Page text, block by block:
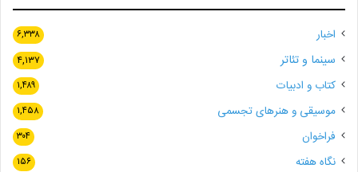
اخبار ۶,۳۳۸
سینما و تئاتر ۴,۱۳۷
کتاب و ادبیات ۱,۴۸۹
موسیقی و هنرهای تجسمی ۱,۴۵۸
فراخوان ۳۰۴
نگاه هفته ۱۵۶